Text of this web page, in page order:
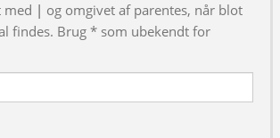
med | og omgivet af parentes, når blot
findes. Brug * som ubekendt for